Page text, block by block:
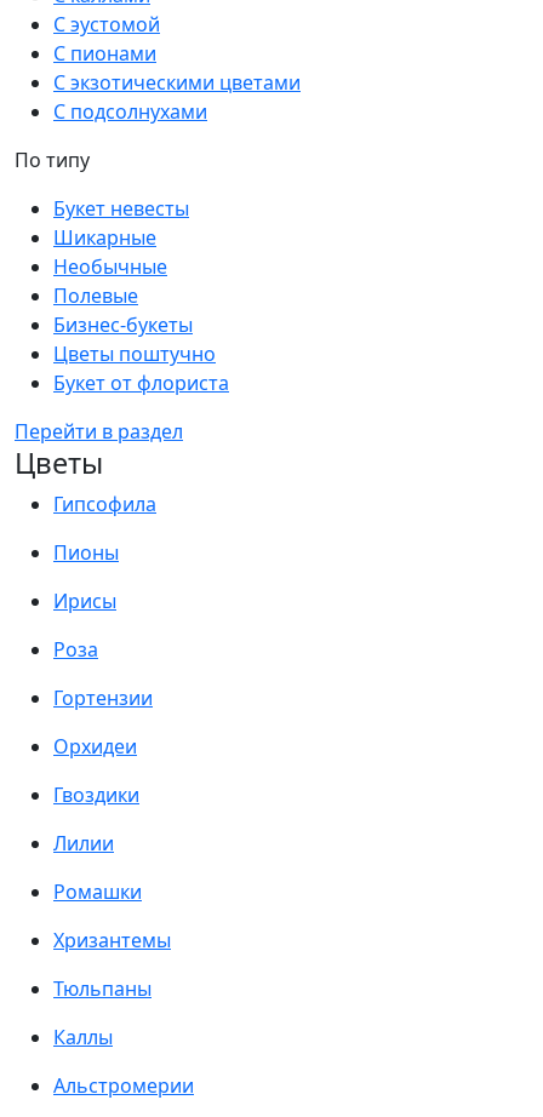
С эустомой
С пионами
С экзотическими цветами
С подсолнухами
По типу
Букет невесты
Шикарные
Необычные
Полевые
Бизнес-букеты
Цветы поштучно
Букет от флориста
Перейти в раздел
Цветы
Гипсофила
Пионы
Ирисы
Роза
Гортензии
Орхидеи
Гвоздики
Лилии
Ромашки
Хризантемы
Тюльпаны
Каллы
Альстромерии